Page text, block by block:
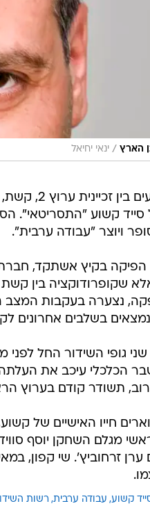
הארץ / ינאי יחיאל
חודשו
קשוע "התסריטאי".
ויוצר "עבודה ערבית".
בקיץ אשתקד, חברת
שקופרודוקציה בין
נצערה בעקבות המצב
בשלבים אחרונים
שני גופי השידור החל
הכלכלי עיכב את
תשודר קודם בערוץ
חייו האישיים של
מגלם השחקן יוסף
ערן זרחוביץ'. שי קפון,
קשוע עבודה ערבית רשות